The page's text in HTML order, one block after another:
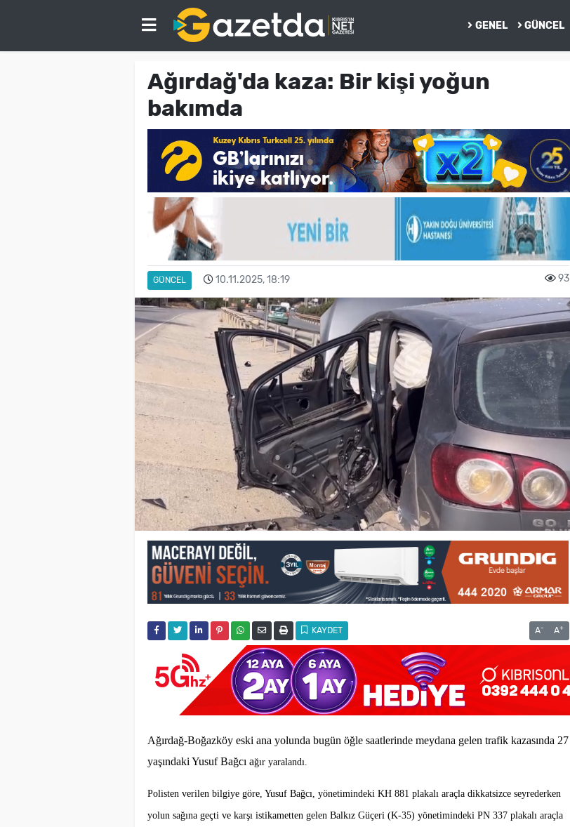
GENEL GÜNCEL
Ağırdağ'da kaza: Bir kişi yoğun
bakımda
GÜNCEL 10.11.2025, 18:19 93
KAYDET A- A+
Ağırdağ-Boğazköy eski ana yolunda bugün öğle saatlerinde meydana gelen trafik kazasında 27
yaşındaki Yusuf Bağcı ağır yaralandı.
Polisten verilen bilgiye göre, Yusuf Bağcı, yönetimindeki KH 881 plakalı araçla dikkatsizce seyrederken
yolun sağına geçti ve karşı istikametten gelen Balkız Güçeri (K-35) yönetimindeki PN 337 plakalı araçla